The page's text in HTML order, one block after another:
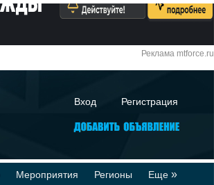
Реклама mtforce.ru
Вход Регистрация
Мероприятия Регионы Еще »